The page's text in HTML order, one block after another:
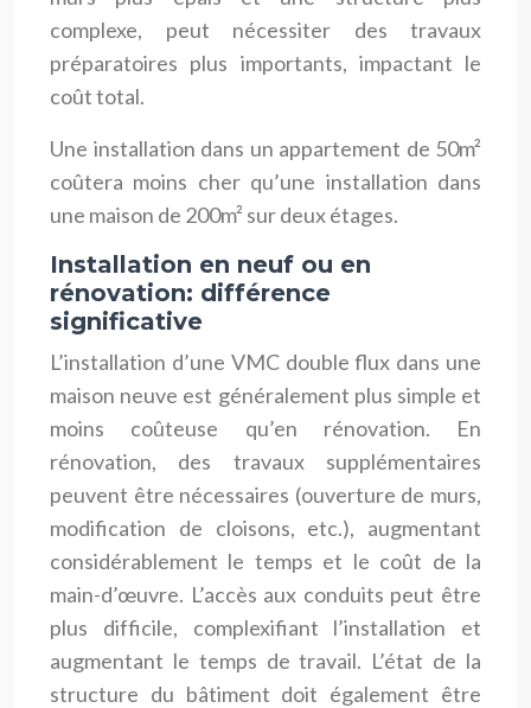
complexe, peut nécessiter des travaux
préparatoires plus importants, impactant le
coût total.
Une installation dans un appartement de 50m²
coûtera moins cher qu’une installation dans
une maison de 200m² sur deux étages.
Installation en neuf ou en
rénovation: différence
significative
L’installation d’une VMC double flux dans une
maison neuve est généralement plus simple et
moins coûteuse qu’en rénovation. En
rénovation, des travaux supplémentaires
peuvent être nécessaires (ouverture de murs,
modification de cloisons, etc.), augmentant
considérablement le temps et le coût de la
main-d’œuvre. L’accès aux conduits peut être
plus difficile, complexifiant l’installation et
augmentant le temps de travail. L’état de la
structure du bâtiment doit également être